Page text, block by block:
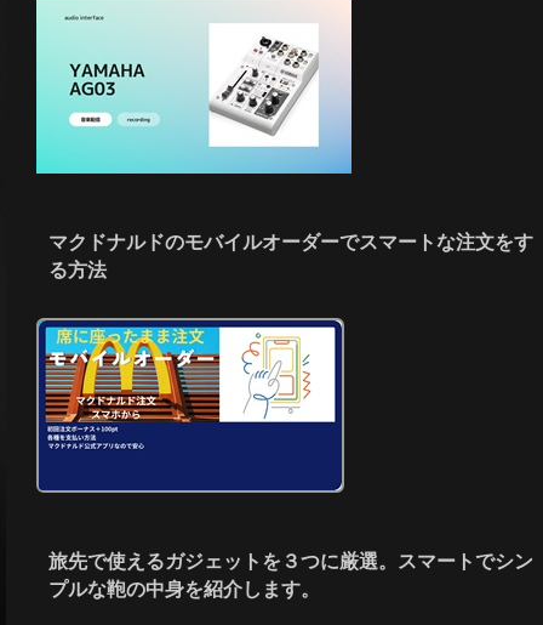
マクドナルドのモバイルオーダーでスマートな注文をす
る方法
旅先で使えるガジェットを３つに厳選。スマートでシン
プルな鞄の中身を紹介します。